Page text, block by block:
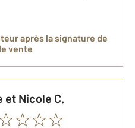
après la signature de
vente
et Nicole C.